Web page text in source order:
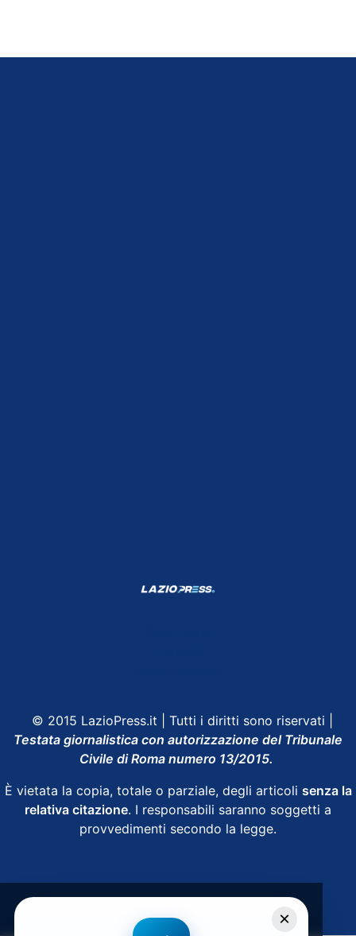
© 2015 LazioPress.it | Tutti i diritti sono riservati |
Testata giornalistica con autorizzazione del Tribunale
Civile di Roma numero 13/2015.
È vietata la copia, totale o parziale, degli articoli senza la
relativa citazione. I responsabili saranno soggetti a
provvedimenti secondo la legge.
×